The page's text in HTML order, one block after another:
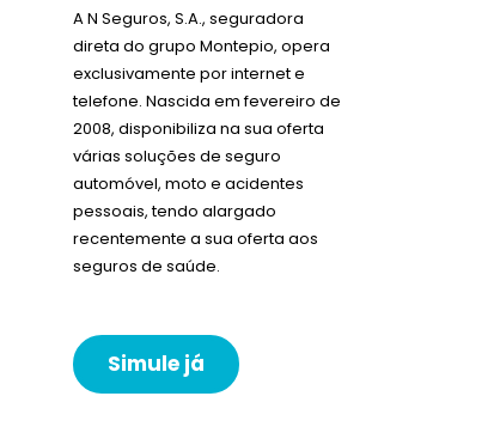
A N Seguros, S.A., seguradora
direta do grupo Montepio, opera
exclusivamente por internet e
telefone. Nascida em fevereiro de
2008, disponibiliza na sua oferta
várias soluções de seguro
automóvel, moto e acidentes
pessoais, tendo alargado
recentemente a sua oferta aos
seguros de saúde.
Simule já